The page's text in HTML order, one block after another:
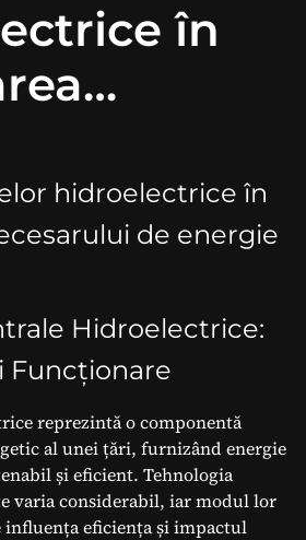
în
de
electrică
hidroelectrice în
de energie
Hidroelectrice:
Funcționare
reprezintă o componentă
al unei țări, furnizând energie
și eficient. Tehnologia
varia considerabil, iar modul lor
influența eficiența și impactul